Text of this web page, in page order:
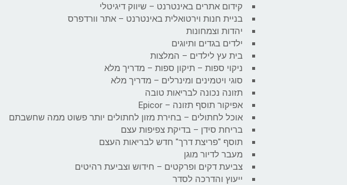
קידום אתרים באינטרנט – שיווק דיגיטלי
בניית חנות וירטואלית באינטרנט – אתר וורדפרס
יהדות וצמחונות
ילדים בגדים ותיוגים
בית עץ לילדים – המלצות
ניקוי ספות – תיקון ספות – מדריך מלא
סוגי ויטמינים ומינרלים – מדריך מלא
תזונה נכונה לבריאות טובה
אפיקור תוסף תזונה – Epicor
אוכל לחתולים – בחירת מזון לחתולים יותר פשוט ממה שחשבתם
בריחת סידן – בדיקת צפיפות עצם
תוסף "פריצת דרך" חדש לבריאות העצם
מעבר לדיור מוגן
צביעת דקים ופרקטים – חידוש וצביעת רהיטים
ייעוץ והדרכה לסדר